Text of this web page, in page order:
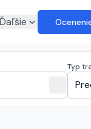
Ďaľšie
Typ
155 000